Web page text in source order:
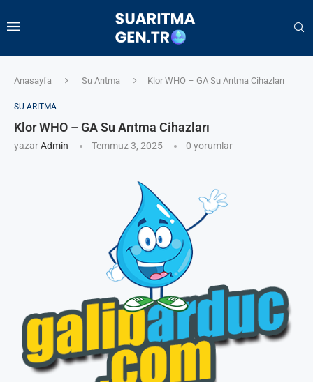
Anasayfa Su Arıtma Klor WHO – GA Su Arıtma Cihazları
SU ARITMA
Klor WHO – GA Su Arıtma Cihazları
yazarAdmin Temmuz 3, 2025 0 yorumlar